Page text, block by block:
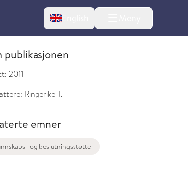
English
publikasjonen
2011
Ringerike T.
emner
og beslutningsstøtte